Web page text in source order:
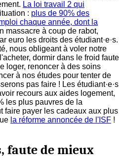
La loi travail 2 qui
: plus de 90% des
chaque année, dont la
massacre à coup de rabot,
euro les droits des étudiant·e·s.
nous obligeant à voler notre
dormir dans le froid faute
loger, renoncer à des soins
à nos études pour tenter de
pas faire ! Les étudiant·e·s
recours aux aides logement,
les plus pauvres de la
faire payer les cadeaux aux plus
la réforme annoncée de l'ISF !
faute de mieux